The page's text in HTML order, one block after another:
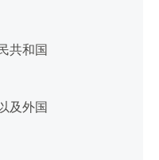
共和国
及外国